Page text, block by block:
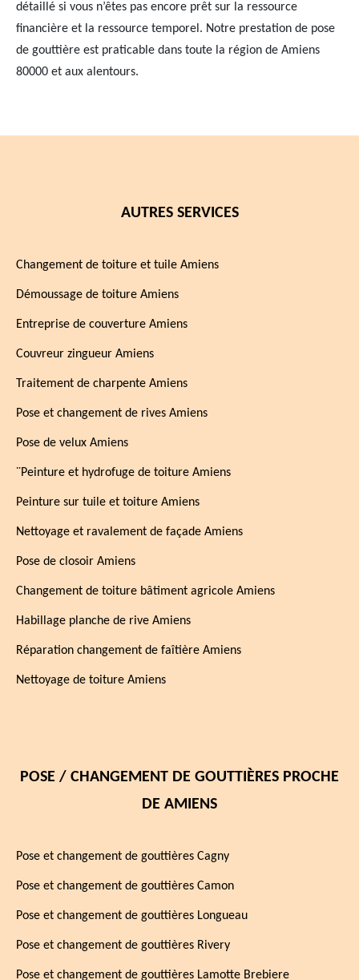
détaillé si vous n’êtes pas encore prêt sur la ressource
financière et la ressource temporel. Notre prestation de pose
de gouttière est praticable dans toute la région de Amiens
80000 et aux alentours.
AUTRES SERVICES
Changement de toiture et tuile Amiens
Démoussage de toiture Amiens
Entreprise de couverture Amiens
Couvreur zingueur Amiens
Traitement de charpente Amiens
Pose et changement de rives Amiens
Pose de velux Amiens
¨Peinture et hydrofuge de toiture Amiens
Peinture sur tuile et toiture Amiens
Nettoyage et ravalement de façade Amiens
Pose de closoir Amiens
Changement de toiture bâtiment agricole Amiens
Habillage planche de rive Amiens
Réparation changement de faîtière Amiens
Nettoyage de toiture Amiens
POSE / CHANGEMENT DE GOUTTIÈRES PROCHE
DE AMIENS
Pose et changement de gouttières Cagny
Pose et changement de gouttières Camon
Pose et changement de gouttières Longueau
Pose et changement de gouttières Rivery
Pose et changement de gouttières Lamotte Brebiere